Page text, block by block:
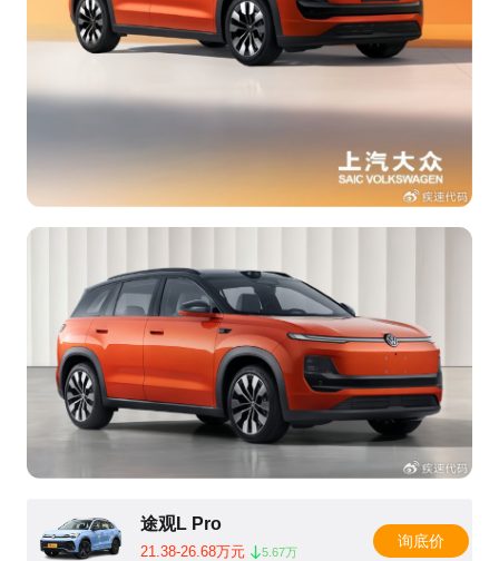
途观L Pro
21.38-26.68万元 5.67万
询底价